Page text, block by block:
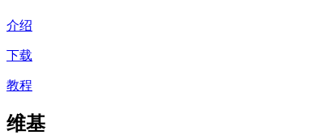
介绍
下载
教程
维基